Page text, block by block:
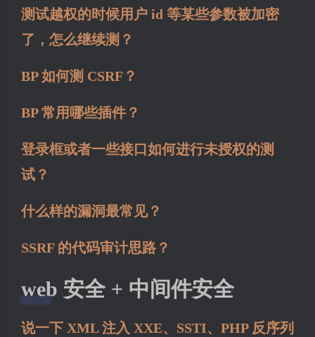
测试越权的时候用户 id 等某些参数被加密
了，怎么继续测？
BP 如何测 CSRF？
BP 常用哪些插件？
登录框或者一些接口如何进行未授权的测
试？
什么样的漏洞最常见？
SSRF 的代码审计思路？
web 安全 + 中间件安全
说一下 XML 注入 XXE、SSTI、PHP 反序列